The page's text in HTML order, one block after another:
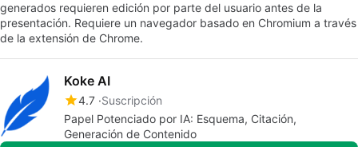
generados requieren edición por parte del usuario antes de la
presentación. Requiere un navegador basado en Chromium a través
de la extensión de Chrome.
Koke AI
4.7 Suscripción
Papel Potenciado por IA: Esquema, Citación,
Generación de Contenido